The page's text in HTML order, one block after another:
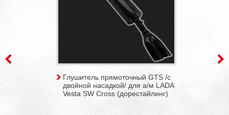
Глушитель прямоточный GTS /с
двойной насадкой/ для а/м LADA
Vesta SW Cross (дорестайлинг)